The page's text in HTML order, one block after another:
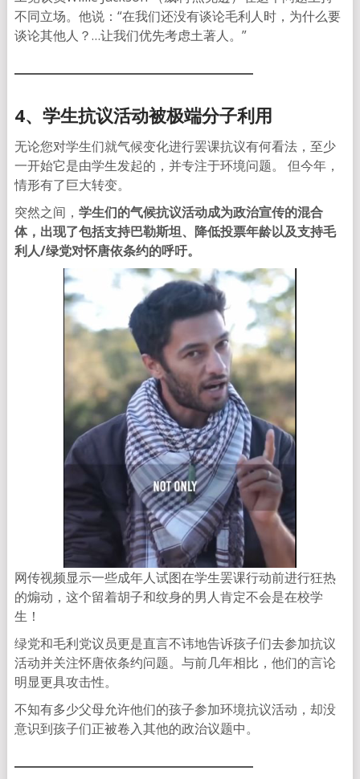
不同立场。他说：“在我们还没有谈论毛利人时，为什么要
谈论其他人？…让我们优先考虑土著人。”
4、学生抗议活动被极端分子利用
无论您对学生们就气候变化进行罢课抗议有何看法，至少
一开始它是由学生发起的，并专注于环境问题。 但今年，
情形有了巨大转变。
突然之间， 学生们的气候抗议活动成为政治宣传的混合
体，出现了包括支持巴勒斯坦、降低投票年龄以及支持毛
利人/绿党对怀唐依条约的呼吁。
网传视频显示一些成年人试图在学生罢课行动前进行狂热
的煽动，这个留着胡子和纹身的男人肯定不会是在校学
生！
绿党和毛利党议员更是直言不讳地告诉孩子们去参加抗议
活动并关注怀唐依条约问题。与前几年相比，他们的言论
明显更具攻击性。
不知有多少父母允许他们的孩子参加环境抗议活动，却没
意识到孩子们正被卷入其他的政治议题中。